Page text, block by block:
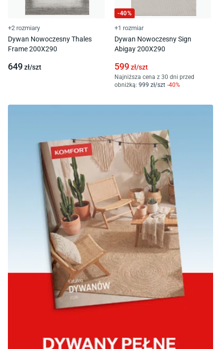
+2 rozmiary
Dywan Nowoczesny Thales
Frame 200X290
649zł/szt
-40%
+1 rozmiar
Dywan Nowoczesny Sign
Abigay 200X290
599zł/szt
Najniższa cena z 30 dni przed
obniżką: 999 zł/szt -40%